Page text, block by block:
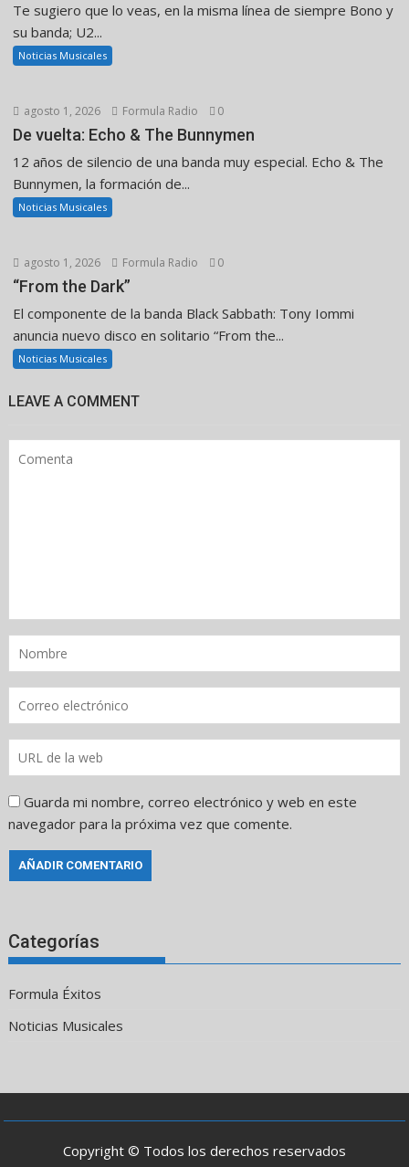
Te sugiero que lo veas, en la misma línea de siempre Bono y
su banda; U2...
Noticias Musicales
agosto 1, 2026 Formula Radio 0
De vuelta: Echo & The Bunnymen
12 años de silencio de una banda muy especial. Echo & The
Bunnymen, la formación de...
Noticias Musicales
agosto 1, 2026 Formula Radio 0
“From the Dark”
El componente de la banda Black Sabbath: Tony Iommi
anuncia nuevo disco en solitario “From the...
Noticias Musicales
LEAVE A COMMENT
Guarda mi nombre, correo electrónico y web en este
navegador para la próxima vez que comente.
Categorías
Formula Éxitos
Noticias Musicales
Copyright © Todos los derechos reservados